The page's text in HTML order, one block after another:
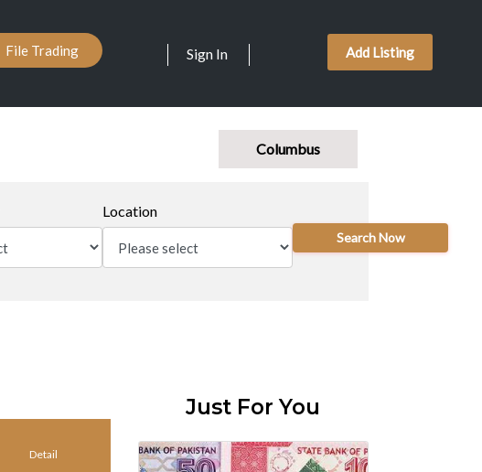
File Trading Add Listing
Sign In
Columbus
Location
Search Now
Detail
Just For You